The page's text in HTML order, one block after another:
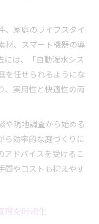
、家庭のライフスタイ
材、スマート機器の導
には、「自動潅水シス
を任せられるようにな
、実用性と快適性の両
や現地調査から始める
ら効率的な庭づくりに
アドバイスを受けるこ
間やコストも抑えやす
理を時短化